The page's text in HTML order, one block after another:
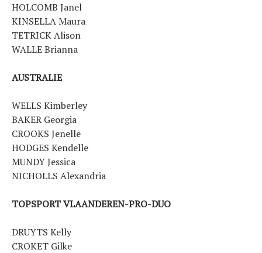
HOLCOMB Janel
KINSELLA Maura
TETRICK Alison
WALLE Brianna
AUSTRALIE
WELLS Kimberley
BAKER Georgia
CROOKS Jenelle
HODGES Kendelle
MUNDY Jessica
NICHOLLS Alexandria
TOPSPORT VLAANDEREN-PRO-DUO
DRUYTS Kelly
CROKET Gilke